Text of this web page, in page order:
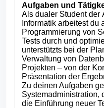
Aufgaben und
Als dualer Student der
Informatik arbeitest du
Programmierung von
Tests durch und
unterstützts bei der
Verwaltung von
Projekten – von der
Präsentation der
Zu deinen Aufgaben
Systemadministration,
die Einführung neuer